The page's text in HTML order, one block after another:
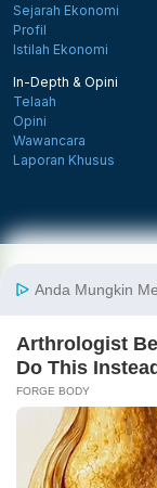
Sejarah Ekonomi
Profil
Istilah Ekonomi
In-Depth & Opini
Telaah
Opini
Wawancara
Laporan Khusus
Tentang Katadata